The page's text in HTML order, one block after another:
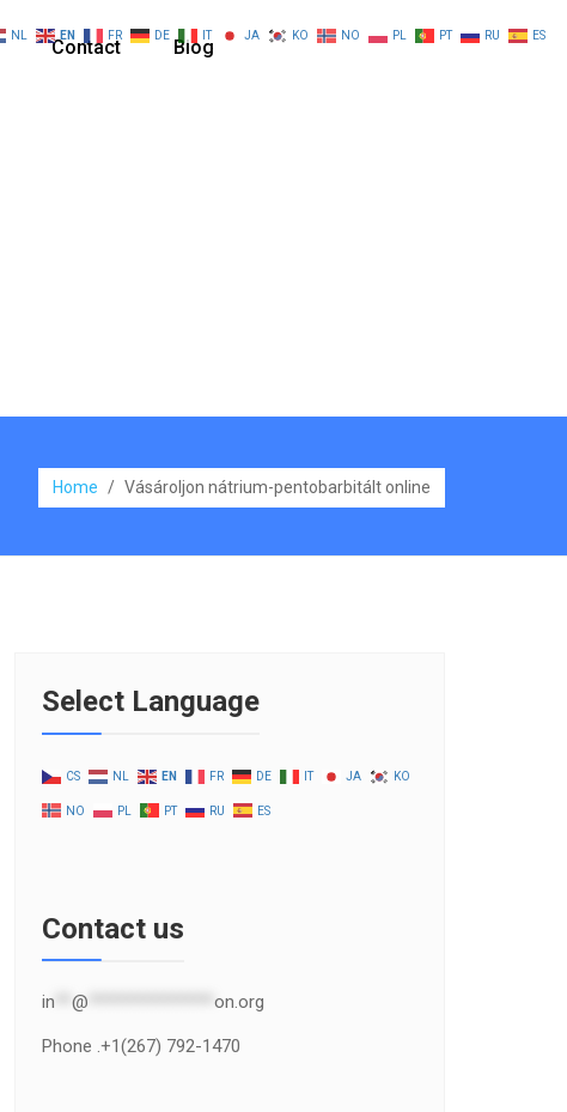
Contact Blog
Home / Vásároljon nátrium-pentobarbitált online
Select Language
CS NL EN FR DE IT JA KO
NO PL PT RU ES
Contact us
in @ on.org
Phone .+1(267) 792-1470
NL EN FR DE IT JA KO NO PL PT RU ES